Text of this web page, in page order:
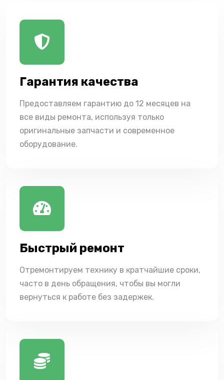
Гарантия качества
Предоставляем гарантию до 12 месяцев на
все виды ремонта, используя только
оригинальные запчасти и современное
оборудование.
Быстрый ремонт
Отремонтируем технику в кратчайшие сроки,
часто в день обращения, чтобы вы могли
вернуться к работе без задержек.